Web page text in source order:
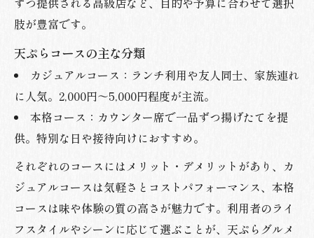
肢が豊富です。
天ぷらコースの主な分類
カジュアルコース：ランチ利用や友人同士、家族連れ
に人気。2,000円～5,000円程度が主流。
本格コース：カウンター席で一品ずつ揚げたてを提
供。特別な日や接待向けにおすすめ。
それぞれのコースにはメリット・デメリットがあり、カ
ジュアルコースは気軽さとコストパフォーマンス、本格
コースは味や体験の質の高さが魅力です。利用者のライ
フスタイルやシーンに応じて選ぶことが、天ぷらグルメ